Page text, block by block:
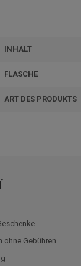
INHALT
FLASCHE
ART DES PRODUKTS
ohne Gebühren